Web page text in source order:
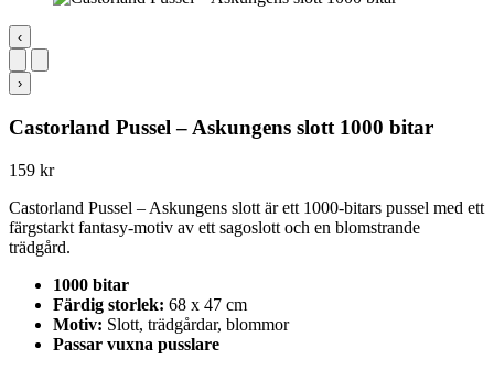
‹
›
Castorland Pussel – Askungens slott 1000 bitar
159 kr
Castorland Pussel – Askungens slott är ett 1000-bitars pussel med ett
färgstarkt fantasy-motiv av ett sagoslott och en blomstrande
trädgård.
1000 bitar
Färdig storlek: 68 x 47 cm
Motiv: Slott, trädgårdar, blommor
Passar vuxna pusslare